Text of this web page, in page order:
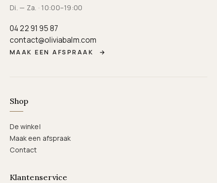
Di. — Za. · 10:00–19:00
04 22 91 95 87
contact@oliviabalm.com
MAAK EEN AFSPRAAK →
Shop
De winkel
Maak een afspraak
Contact
Klantenservice